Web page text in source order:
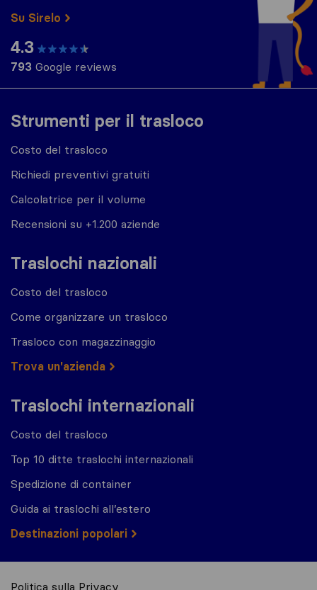
Strumenti per il trasloco
Costo del trasloco
Richiedi preventivi gratuiti
Calcolatrice per il volume
Recensioni su +1.200 aziende
Traslochi nazionali
Costo del trasloco
Come organizzare un trasloco
Trasloco con magazzinaggio
Trova un'azienda
Traslochi internazionali
Costo del trasloco
Top 10 ditte traslochi internazionali
Spedizione di container
Guida ai traslochi all’estero
Destinazioni popolari
Su Sirelo
4.3
793 Google reviews
Politica sulla Privacy